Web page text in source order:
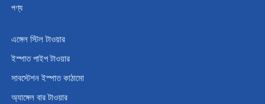
পণ্য
এঙ্গেল স্টিল টাওয়ার
ইস্পাত পাইপ টাওয়ার
সাবস্টেশন ইস্পাত কাঠামো
অ্যাঙ্গেল বার টাওয়ার